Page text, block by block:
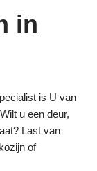
in
is U van
u een deur,
Last van
of